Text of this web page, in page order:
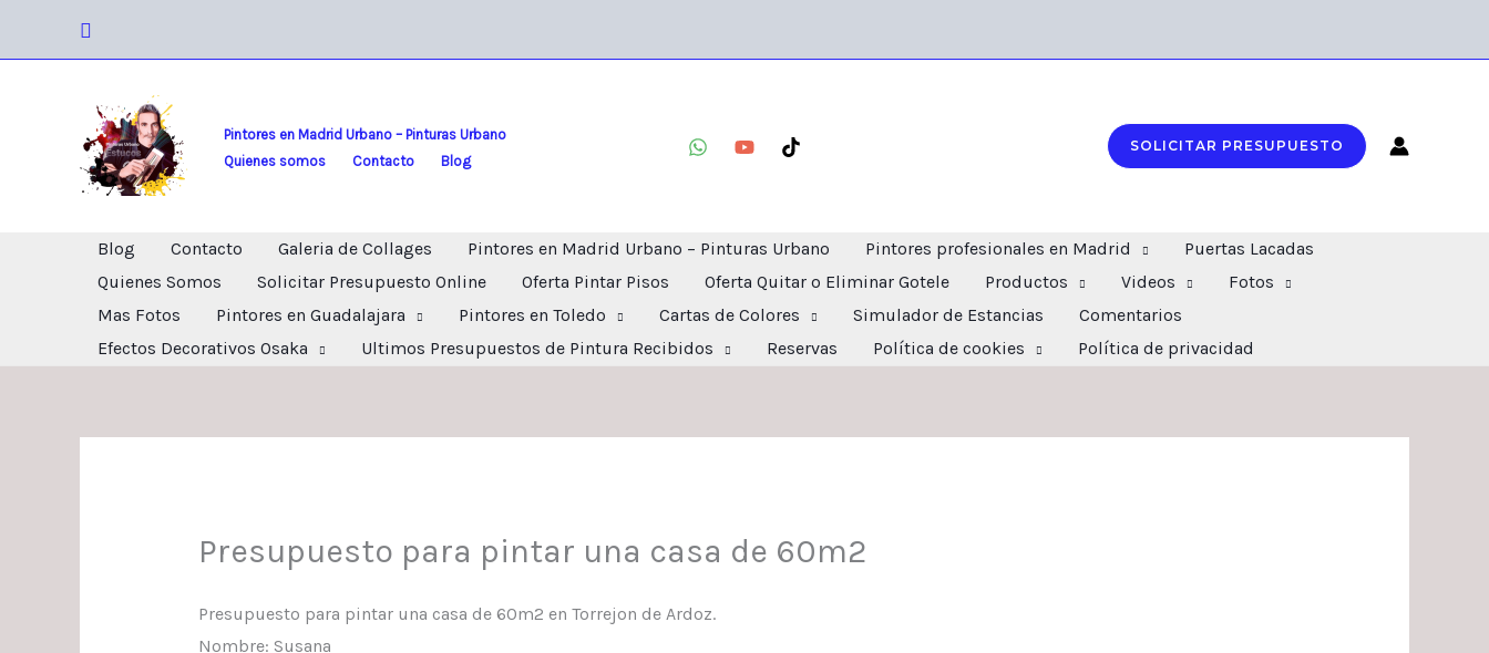
Buscar
Pintores en Madrid Urbano – Pinturas Urbano
Quienes somos
Contacto Blog
SOLICITAR PRESUPUESTO
Blog Contacto Galeria de Collages Pintores en Madrid Urbano – Pinturas Urbano Pintores profesionales en Madrid
Puertas Lacadas
Quienes Somos
Solicitar Presupuesto Online Oferta Pintar Pisos Oferta Quitar o Eliminar Gotele Productos Videos
Fotos
Mas Fotos
Pintores en Guadalajara Pintores en Toledo Cartas de Colores Simulador de Estancias
Comentarios
Efectos Decorativos Osaka
Ultimos Presupuestos de Pintura Recibidos Reservas Política de cookies Política de privacidad
Presupuesto para pintar una casa de 60m2
Presupuesto para pintar una casa de 60m2 en Torrejon de Ardoz.
Nombre: Susana